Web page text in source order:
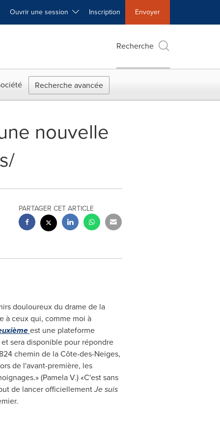
Ouvrir une session Inscription Envoyer
Recherche
Recherche avancée
nouvelle
PARTAGER CET ARTICLE
douloureux du drame de la
à ceux qui, comme moi à
est une plateforme
sera disponible pour répondre
chemin de la Côte-des-Neiges,
de l'avant-première, les
(Pamela V.) «C'est sans
de lancer officiellementJe suis